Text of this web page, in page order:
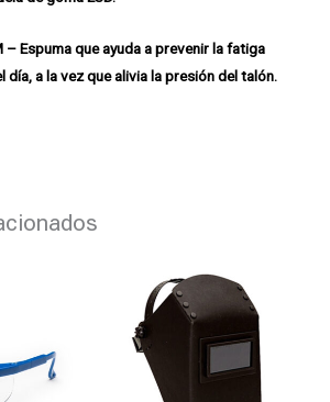
– Espuma que ayuda a prevenir la fatiga
día, a la vez que alivia la presión del talón.